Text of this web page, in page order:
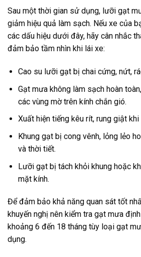
Sau một thời gian sử dụng, lưỡi gạt
giảm hiệu quả làm sạch. Nếu xe của
các dấu hiệu dưới đây, hãy cân nhắc
đảm bảo tầm nhìn khi lái xe:
Cao su lưỡi gạt bị chai cứng, nứt,
Gạt mưa không làm sạch hoàn
các vùng mờ trên kính chắn gió.
Xuất hiện tiếng kêu rít, rung giật
Khung gạt bị cong vênh, lỏng lẻo
và thời tiết.
Lưỡi gạt bị tách khỏi khung hoặc
mặt kính.
Để đảm bảo khả năng quan sát tốt
khuyến nghị nên kiểm tra gạt mưa
khoảng 6 đến 18 tháng tùy loại gạt
dụng.